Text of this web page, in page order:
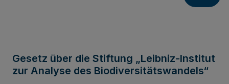
Gesetz über die Stiftung „Leibniz-Institut
zur Analyse des Biodiversitätswandels“